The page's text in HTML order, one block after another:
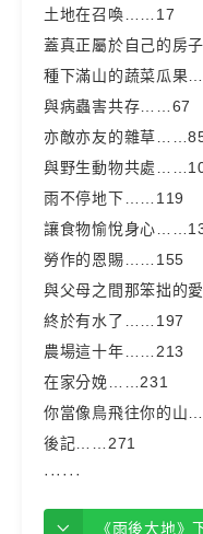
土地在召喚……17
蓋真正屬於自己的房
種下滿山的蔬菜瓜果
與病蟲害共存……67
亦敵亦友的雜草
與野生動物共處
雨不停地下……119
讓食物愉悅身心
勞作的恩賜……155
與父母之間那笨拙的
終於有水了……197
農場這十年……213
在家分娩……231
你當像鳥飛往你的山
後記……271
······
《雨後大地》